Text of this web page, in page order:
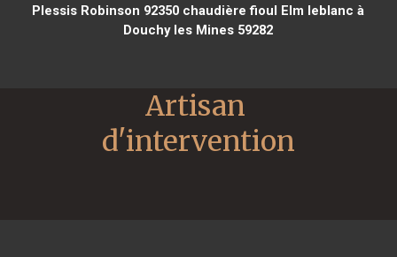
Plessis Robinson 92350 chaudière fioul Elm leblanc à
Douchy les Mines 59282
Artisan
d'intervention